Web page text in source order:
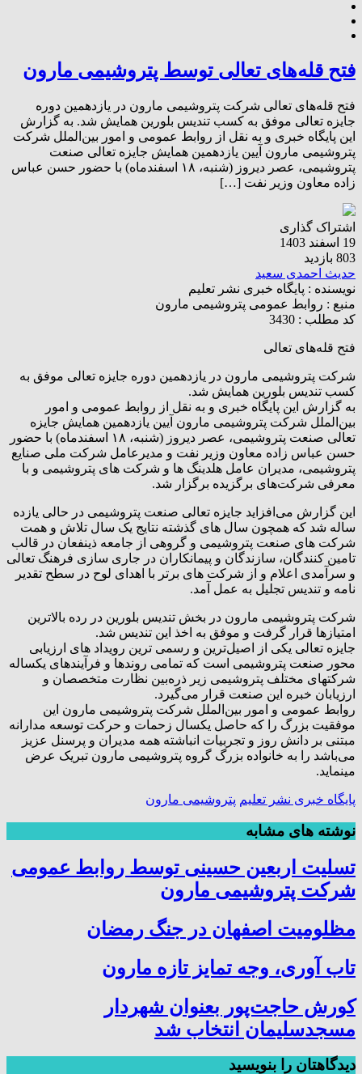
فتح‌ قله‌های تعالی توسط پتروشیمی مارون
فتح‌ قله‌های تعالی شرکت پتروشیمی مارون در یازدهمین دوره
جایزه تعالی موفق به کسب تندیس بلورین همایش شد. به گزارش
این پایگاه خبری و به نقل از روابط عمومی و امور بین‌الملل شرکت
پتروشیمی مارون آیین یازدهمین همایش جایزه تعالی صنعت
پتروشیمی، عصر دیروز (شنبه، ۱۸ اسفندماه) با حضور حسن عباس
زاده معاون وزیر نفت […]
اشتراک گذاری
19 اسفند 1403
803 بازدید
حدیث احمدی سعید
نویسنده : پایگاه خبری نشر تعلیم
منبع : روابط عمومی پتروشیمی مارون
کد مطلب : 3430
فتح‌ قله‌های تعالی
شرکت پتروشیمی مارون در یازدهمین دوره جایزه تعالی موفق به
کسب تندیس بلورین همایش شد.
به گزارش این پایگاه خبری و به نقل از روابط عمومی و امور
بین‌الملل شرکت پتروشیمی مارون آیین یازدهمین همایش جایزه
تعالی صنعت پتروشیمی، عصر دیروز (شنبه، ۱۸ اسفندماه) با حضور
حسن عباس زاده معاون وزیر نفت و مدیرعامل شرکت ملی صنایع
پتروشیمی، مدیران عامل هلدینگ ها و شرکت های پتروشیمی و با
معرفی شرکت‌های برگزیده برگزار شد.
این گزارش می‌افزاید جایزه تعالی صنعت پتروشیمی در حالی یازده
ساله شد که همچون سال های گذشته نتایج یک سال تلاش و همت
شرکت های صنعت پتروشیمی و گروهی از جامعه ذینفعان در قالب
تامین کنندگان، سازندگان و پیمانکاران در جاری سازی فرهنگ تعالی
و سرآمدی اعلام و از شرکت های برتر با اهدای لوح در سطح تقدیر
نامه و تندیس تجلیل به عمل آمد.
شرکت پتروشیمی مارون در بخش تندیس بلورین در رده بالاترین
امتیازها قرار گرفت و موفق به اخذ این تندیس شد.
جایزه تعالی یکی از اصیل‌ترین و رسمی ترین رویداد های ارزیابی
محور صنعت پتروشیمی است که تمامی روندها و فرآیندهای یکساله
شرکتهای مختلف پتروشیمی زیر ذره‌بین نظارت متخصصان و
ارزیابان خبره این صنعت قرار می‌گیرد.
روابط عمومی و امور بین‌الملل شرکت پتروشیمی مارون این
موفقیت بزرگ را که حاصل یکسال زحمات و حرکت توسعه مدارانه
مبتنی بر دانش روز و تجربیات انباشته همه مدیران و پرسنل عزیز
می‌باشد را به خانواده بزرگ گروه پتروشیمی مارون تبریک عرض
مینماید.
پایگاه خبری نشر تعلیم پتروشیمی مارون
نوشته های مشابه
تسلیت اربعین حسینی توسط روابط عمومی
شرکت پتروشیمی مارون
مظلومیت اصفهان در جنگ رمضان
تاب آوری، وجه تمایز تازه مارون
کورش حاجت‌پور بعنوان شهردار
مسجدسلیمان انتخاب شد
دیدگاهتان را بنویسید